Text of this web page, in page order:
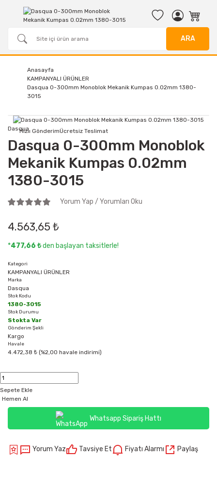
ARA
Anasayfa
KAMPANYALI ÜRÜNLER
Dasqua 0-300mm Monoblok Mekanik Kumpas 0.02mm 1380-
3015
Hızlı GönderimÜcretsiz Teslimat
Dasqua
Dasqua 0-300mm Monoblok
Mekanik Kumpas 0.02mm
1380-3015
Yorum Yap / Yorumları Oku
4.563,65 ₺
*477,66 ₺den başlayan taksitlerle!
Kategori
KAMPANYALI ÜRÜNLER
Marka
Dasqua
Stok Kodu
1380-3015
Stok Durumu
Stokta Var
Gönderim Şekli
Kargo
Havale
4.472,38 ₺ (%2,00 havale indirimi)
Sepete Ekle
Hemen Al
Whatsapp Sipariş Hattı
Yorum Yaz Tavsiye Et Fiyatı Alarmı Paylaş